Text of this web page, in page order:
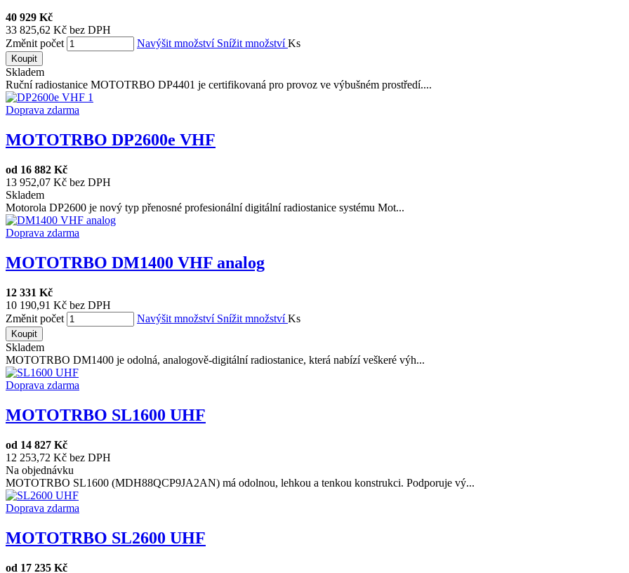
40 929 Kč
33 825,62 Kč bez DPH
Změnit počet
Navýšit množství Snížit množstvíKs
Koupit
Skladem
Ruční radiostanice MOTOTRBO DP4401 je certifikovaná pro provoz ve výbušném prostředí....
Doprava zdarma
MOTOTRBO DP2600e VHF
od 16 882 Kč
13 952,07 Kč bez DPH
Skladem
Motorola DP2600 je nový typ přenosné profesionální digitální radiostanice systému Mot...
Doprava zdarma
MOTOTRBO DM1400 VHF analog
12 331 Kč
10 190,91 Kč bez DPH
Změnit počet
Navýšit množství Snížit množstvíKs
Koupit
Skladem
MOTOTRBO DM1400 je odolná, analogově-digitální radiostanice, která nabízí veškeré výh...
Doprava zdarma
MOTOTRBO SL1600 UHF
od 14 827 Kč
12 253,72 Kč bez DPH
Na objednávku
MOTOTRBO SL1600 (MDH88QCP9JA2AN) má odolnou, lehkou a tenkou konstrukci. Podporuje vý...
Doprava zdarma
MOTOTRBO SL2600 UHF
od 17 235 Kč